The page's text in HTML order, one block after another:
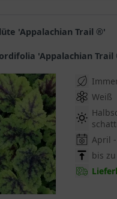
'Appalachian Trail ®'
'Appalachian Trail
Weiß
April -
bis